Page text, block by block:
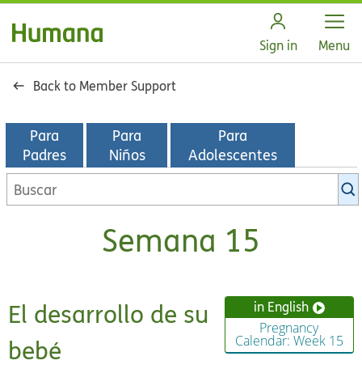
Sign in Open
Menu
Back to Member Support
Para
Padres
Para
Niños
Para
Adolescentes
Buscar
en
Semana 15
in English
Pregnancy
Calendar: Week 15
El desarrollo de su
bebé